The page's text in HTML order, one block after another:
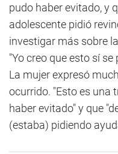
pudo haber evitado, y
adolescente pidió
investigar más sobre
"Yo creo que esto sí
La mujer expresó
ocurrido. "Esto es una
haber evitado" y que
(estaba) pidiendo